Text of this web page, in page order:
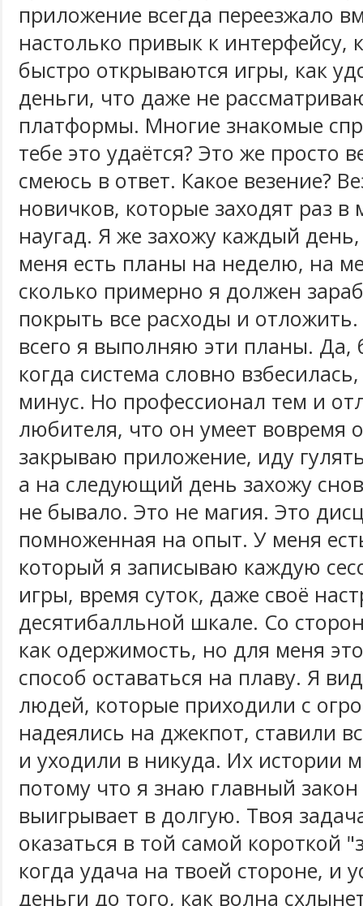
приложение всегда переезжало
настолько привык к интерфейсу,
быстро открываются игры, как
деньги, что даже не
платформы. Многие знакомые
тебе это удаётся? Это же просто
смеюсь в ответ. Какое везение?
новичков, которые заходят раз
наугад. Я же захожу каждый
меня есть планы на неделю, на
сколько примерно я должен
покрыть все расходы и
всего я выполняю эти планы.
когда система словно
минус. Но профессионал тем и
любителя, что он умеет вовремя
закрываю приложение, иду
а на следующий день захожу
не бывало. Это не магия. Это
помноженная на опыт. У меня
который я записываю каждую
игры, время суток, даже своё
десятибалльной шкале. Со
как одержимость, но для меня
способ оставаться на плаву. Я
людей, которые приходили с
надеялись на джекпот, ставили
и уходили в никуда. Их истории
потому что я знаю главный
выигрывает в долгую. Твоя
оказаться в той самой короткой
когда удача на твоей стороне, и
деньги до того, как волна